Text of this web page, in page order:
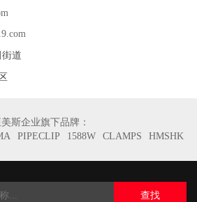
道
斯企业旗下品牌：
PIPECLIP 1588W CLAMPS HMSHK
查找